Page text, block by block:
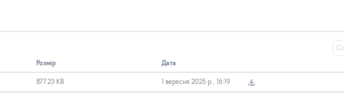
Розмір Дата
877.23 KB 1 вересня 2025 р., 16:19